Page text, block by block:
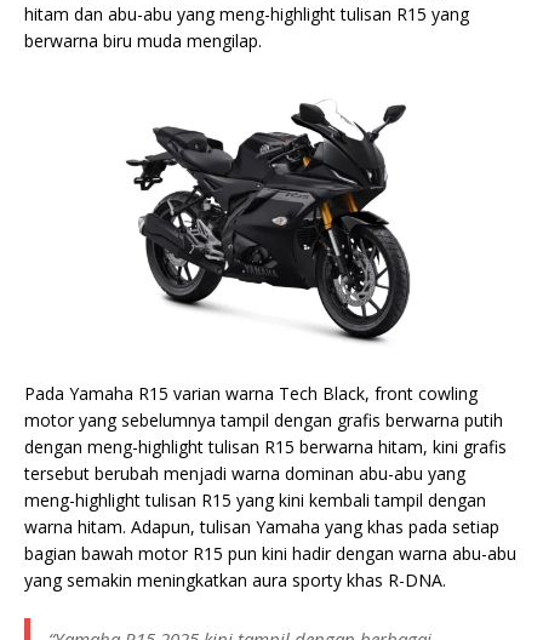
hitam dan abu-abu yang meng-highlight tulisan R15 yang
berwarna biru muda mengilap.
Pada Yamaha R15 varian warna Tech Black, front cowling
motor yang sebelumnya tampil dengan grafis berwarna putih
dengan meng-highlight tulisan R15 berwarna hitam, kini grafis
tersebut berubah menjadi warna dominan abu-abu yang
meng-highlight tulisan R15 yang kini kembali tampil dengan
warna hitam. Adapun, tulisan Yamaha yang khas pada setiap
bagian bawah motor R15 pun kini hadir dengan warna abu-abu
yang semakin meningkatkan aura sporty khas R-DNA.